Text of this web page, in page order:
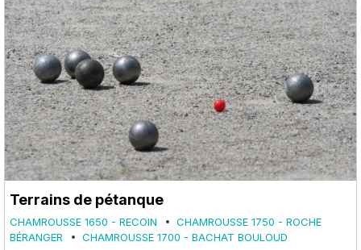
Terrains de pétanque
CHAMROUSSE 1650 - RECOIN
CHAMROUSSE 1750 - ROCHE
BÉRANGER
CHAMROUSSE 1700 - BACHAT BOULOUD